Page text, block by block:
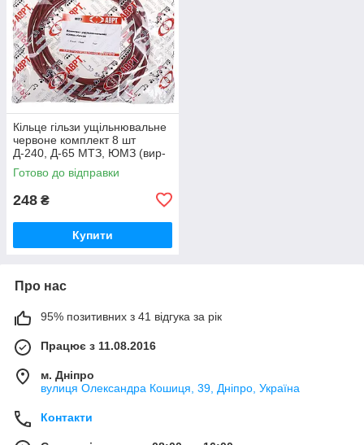
Кільце гільзи ущільнювальне
червоне комплект 8 шт
Д-240, Д-65 МТЗ, ЮМЗ (вир-
во ПХТ Україна) 50-1002022 /
50-1002022-А
Готово до відправки
248 ₴
Купити
Про нас
95% позитивних з 41 відгука за рік
Працює з 11.08.2016
м. Дніпро
вулиця Олександра Кошиця, 39, Дніпро, Україна
Контакти